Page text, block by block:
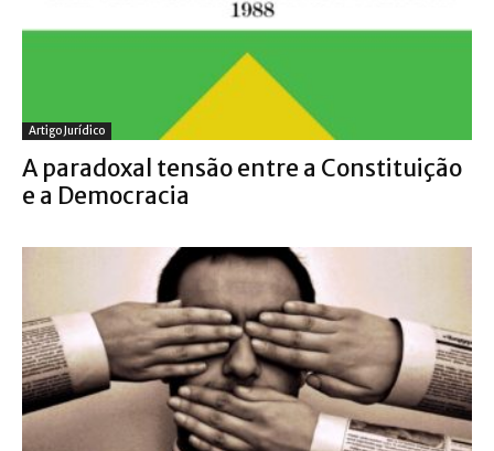
Artigo Jurídico
A paradoxal tensão entre a Constituição
e a Democracia